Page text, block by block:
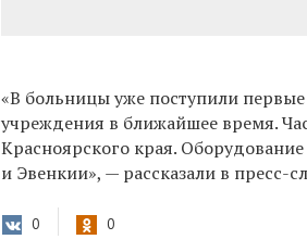
«В больницы уже поступили
учреждения в ближайшее время.
Красноярского края.
и Эвенкии», — рассказали в пресс-
0 0